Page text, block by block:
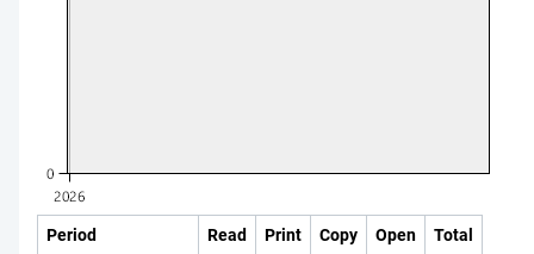
Period Read Print Copy Open Total